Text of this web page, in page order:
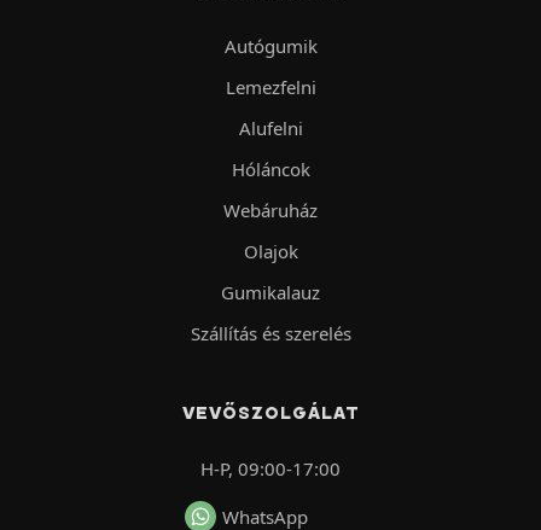
Autógumik
Lemezfelni
Alufelni
Hóláncok
Webáruház
Olajok
Gumikalauz
Szállítás és szerelés
VEVŐSZOLGÁLAT
H-P, 09:00-17:00
WhatsApp